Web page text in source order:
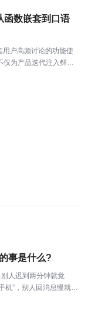
函数嵌套到口语
户高频讨论的功能使
仅为产品迭代注入鲜活
都值得被看见与珍
事是什么?
人迟到两分钟就觉
机”，别人回消息慢就是
人__________。我就